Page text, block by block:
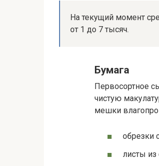
На текущий момент
от 1 до 7 тысяч.
Бумага
Первосортное
чистую
мешки
обрезки
листы